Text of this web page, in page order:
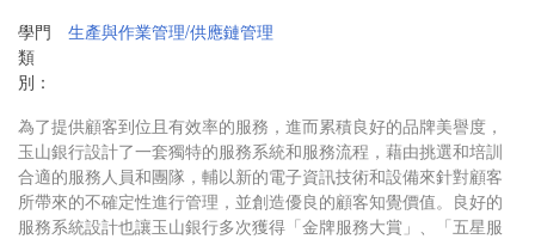
學門
類
別：
生產與作業管理/供應鏈管理
為了提供顧客到位且有效率的服務，進而累積良好的品牌美譽度，
玉山銀行設計了一套獨特的服務系統和服務流程，藉由挑選和培訓
合適的服務人員和團隊，輔以新的電子資訊技術和設備來針對顧客
所帶來的不確定性進行管理，並創造優良的顧客知覺價值。良好的
服務系統設計也讓玉山銀行多次獲得「金牌服務大賞」、「五星服